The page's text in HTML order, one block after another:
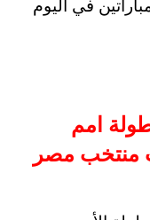
مباراتين في اليوم
امم
منتخب مصر